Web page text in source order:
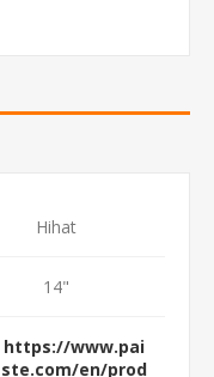
Hihat
14"
https://www.pai
ste.com/en/prod